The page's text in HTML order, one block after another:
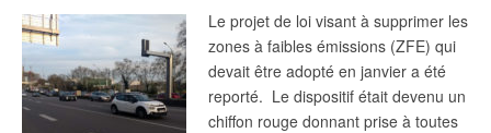
Le projet de loi visant à supprimer les
zones à faibles émissions (ZFE) qui
devait être adopté en janvier a été
reporté. Le dispositif était devenu un
chiffon rouge donnant prise à toutes